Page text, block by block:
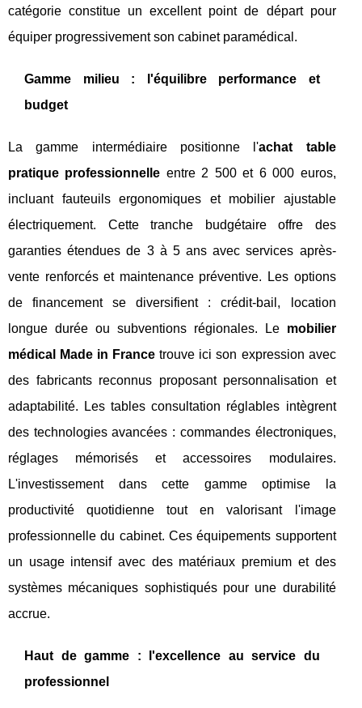
catégorie constitue un excellent point de départ pour
équiper progressivement son cabinet paramédical.
Gamme milieu : l'équilibre performance et
budget
La gamme intermédiaire positionne l'achat table
pratique professionnelle entre 2 500 et 6 000 euros,
incluant fauteuils ergonomiques et mobilier ajustable
électriquement. Cette tranche budgétaire offre des
garanties étendues de 3 à 5 ans avec services après-
vente renforcés et maintenance préventive. Les options
de financement se diversifient : crédit-bail, location
longue durée ou subventions régionales. Le mobilier
médical Made in France trouve ici son expression avec
des fabricants reconnus proposant personnalisation et
adaptabilité. Les tables consultation réglables intègrent
des technologies avancées : commandes électroniques,
réglages mémorisés et accessoires modulaires.
L'investissement dans cette gamme optimise la
productivité quotidienne tout en valorisant l'image
professionnelle du cabinet. Ces équipements supportent
un usage intensif avec des matériaux premium et des
systèmes mécaniques sophistiqués pour une durabilité
accrue.
Haut de gamme : l'excellence au service du
professionnel